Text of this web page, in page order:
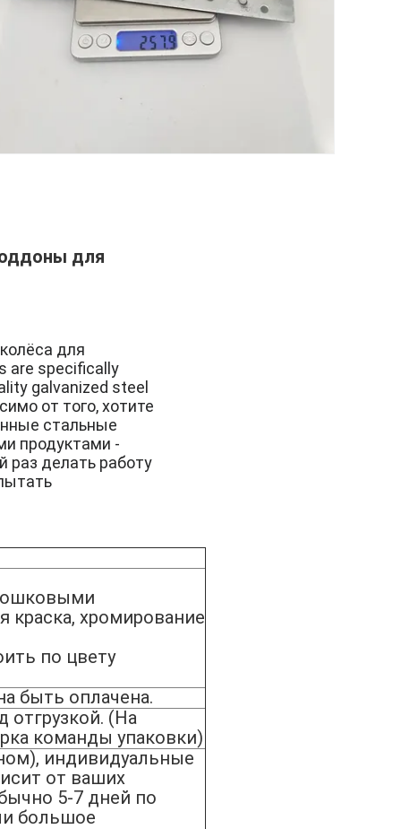
для
для
are specifically
galvanized steel
от того, хотите
стальные
продуктами -
делать работу
краска, хромирование
по цвету
быть оплачена.
отгрузкой. (На
команды упаковки)
индивидуальные
от ваших
5-7 дней по
большое